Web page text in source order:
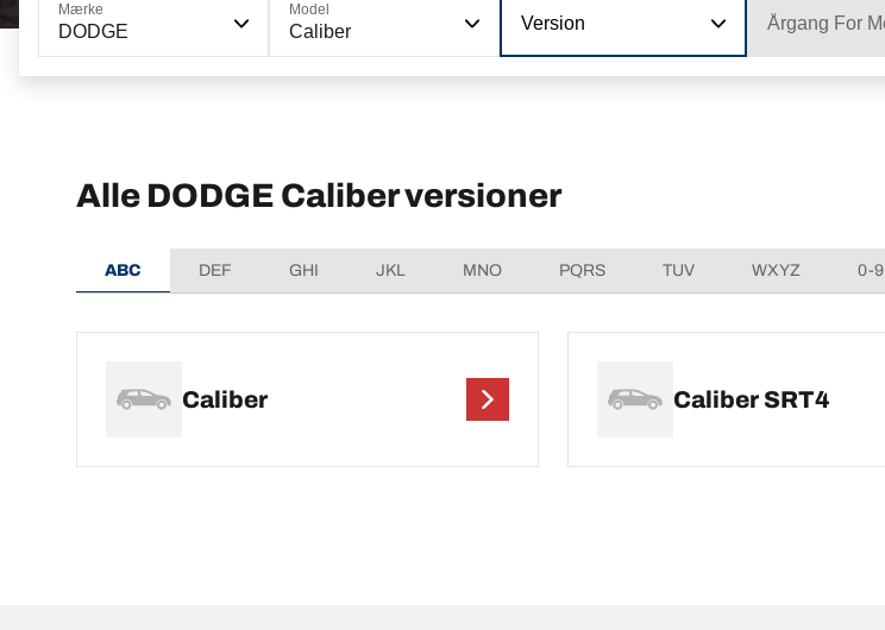
Mærke
DODGE
Model
Caliber Version Årgang For
Alle DODGE Caliber versioner
ABC DEF GHI JKL MNO PQRS TUV WXYZ 0-9
Caliber Caliber SRT4